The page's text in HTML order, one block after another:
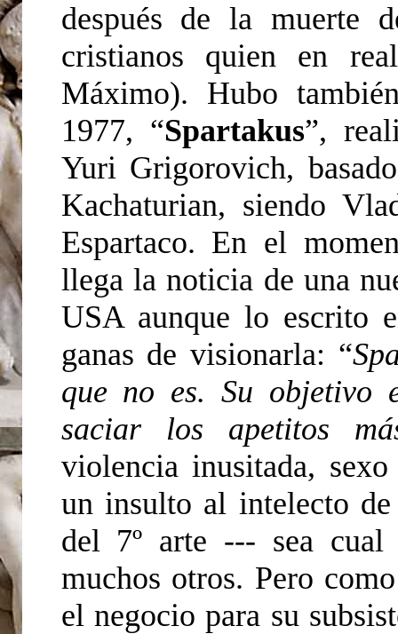
después de la muerte
cristianos quien en
Máximo). Hubo
1977, “Spartakus”,
Yuri Grigorovich,
Kachaturian, siendo
Espartaco. En el
llega la noticia de una
USA aunque lo escrito
ganas de visionarla: “
que no es. Su objetivo
saciar los apetitos
violencia inusitada,
un insulto al intelecto de
del 7º arte --- sea
muchos otros. Pero
el negocio para su